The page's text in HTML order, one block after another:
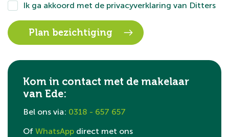
Ik ga akkoord met de privacyverklaring van Ditters
Kom in contact met de makelaar
van Ede:
Bel ons via: 0318 - 657 657
Of WhatsApp direct met ons